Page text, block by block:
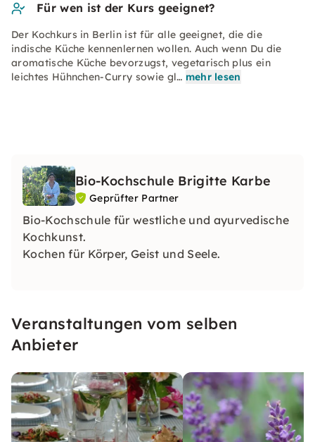
Für wen ist der Kurs geeignet?
Der Kochkurs in Berlin ist für alle geeignet, die die
indische Küche kennenlernen wollen. Auch wenn Du die
aromatische Küche bevorzugst, vegetarisch plus ein
leichtes Hühnchen-Curry sowie gl… mehr lesen
Bio-Kochschule Brigitte Karbe
Geprüfter Partner
Bio-Kochschule für westliche und ayurvedische
Kochkunst.
Kochen für Körper, Geist und Seele.
Veranstaltungen vom selben
Anbieter